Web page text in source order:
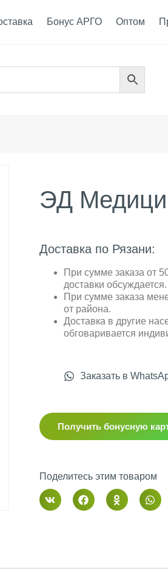
Бонус АРГО Оптом
ЭД
Доставка по Рязани:
При сумме заказа от
доставки обсуждается.
При сумме заказа
от района.
Доставка в другие
обговаривается
Заказать в
Получить бонусную
Поделитесь этим товаром